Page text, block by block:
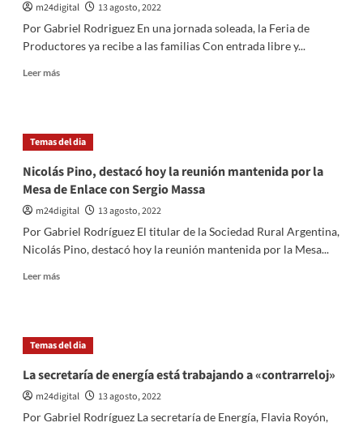
personas
para
del
show
del
Aire
m24digital
13 agosto, 2022
Por Gabriel Rodriguez En una jornada soleada, la Feria de
Productores ya recibe a las familias Con entrada libre y...
Leer másLeer
jornada
soleada
la
Feria
de
Temas del dia
Nicolás Pino, destacó hoy la reunión mantenida por la
Mesa de Enlace con Sergio Massa
m24digital
13 agosto, 2022
Por Gabriel Rodríguez El titular de la Sociedad Rural Argentina,
Nicolás Pino, destacó hoy la reunión mantenida por la Mesa...
Leer másLeer
Pino,
destacó
la
reunión
mantenida
Temas del dia
La secretaría de energía está trabajando a «contrarreloj»
m24digital
13 agosto, 2022
Por Gabriel Rodríguez La secretaría de Energía, Flavia Royón,